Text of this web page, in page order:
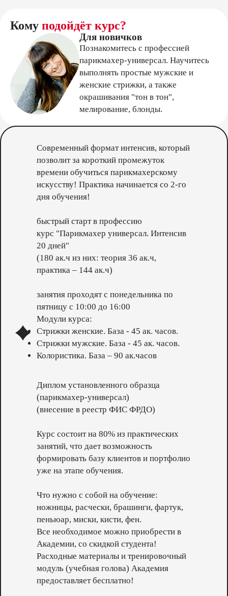
Кому подойдёт курс?
Для новичков
Познакомитесь с профессией
парикмахер-универсал. Научитесь
выполнять простые мужские и
женские стрижки, а также
окрашивания "тон в тон",
мелирование, блонды.
Современный формат интенсив, который
позволит за короткий промежуток
времени обучиться парикмахерскому
искусству! Практика начинается со 2-го
дня обучения!
быстрый старт в профессию
курс "Парикмахер универсал. Интенсив
20 дней"
(180 ак.ч из них: теория 36 ак.ч,
практика – 144 ак.ч)
занятия проходят с понедельника по
пятницу с 10:00 до 16:00
Модули курса:
Стрижки женские. База - 45 ак. часов.
Стрижки мужские. База - 45 ак. часов.
Колористика. База – 90 ак.часов
Диплом установленного образца
(парикмахер-универсал)
(внесение в реестр ФИС ФРДО)
Курс состоит на 80% из практических
занятий, что дает возможность
формировать базу клиентов и портфолио
уже на этапе обучения.
Что нужно с собой на обучение:
ножницы, расчески, брашинги, фартук,
пеньюар, миски, кисти, фен.
Все необходимое можно приобрести в
Академии, со скидкой студента!
Расходные материалы и тренировочный
модуль (учебная голова) Академия
предоставляет бесплатно!